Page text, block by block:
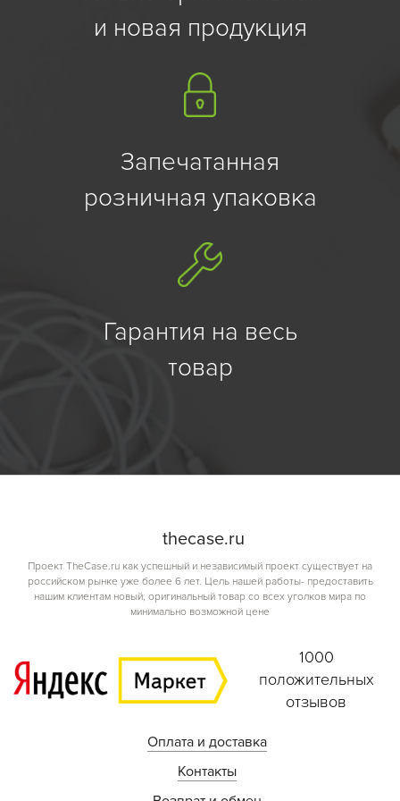
и новая продукция
Запечатанная
розничная упаковка
Гарантия на весь
товар
thecase.ru
Проект TheCase.ru как успешный и независимый проект существует на
российском рынке уже более 6 лет. Цель нашей работы- предоставить
нашим клиентам новый, оригинальный товар со всех уголков мира по
минимально возможной цене
1000
положительных
отзывов
Оплата и доставка
Контакты